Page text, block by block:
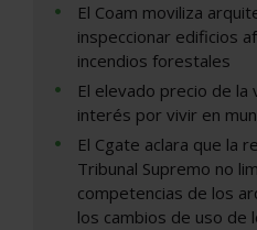
El Coam moviliza
inspeccionar edificios
incendios forestales
El elevado precio de la
interés por vivir en
El Cgate aclara que la
Tribunal Supremo no
competencias de los
los cambios de uso de